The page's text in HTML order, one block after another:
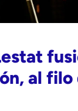
al filo